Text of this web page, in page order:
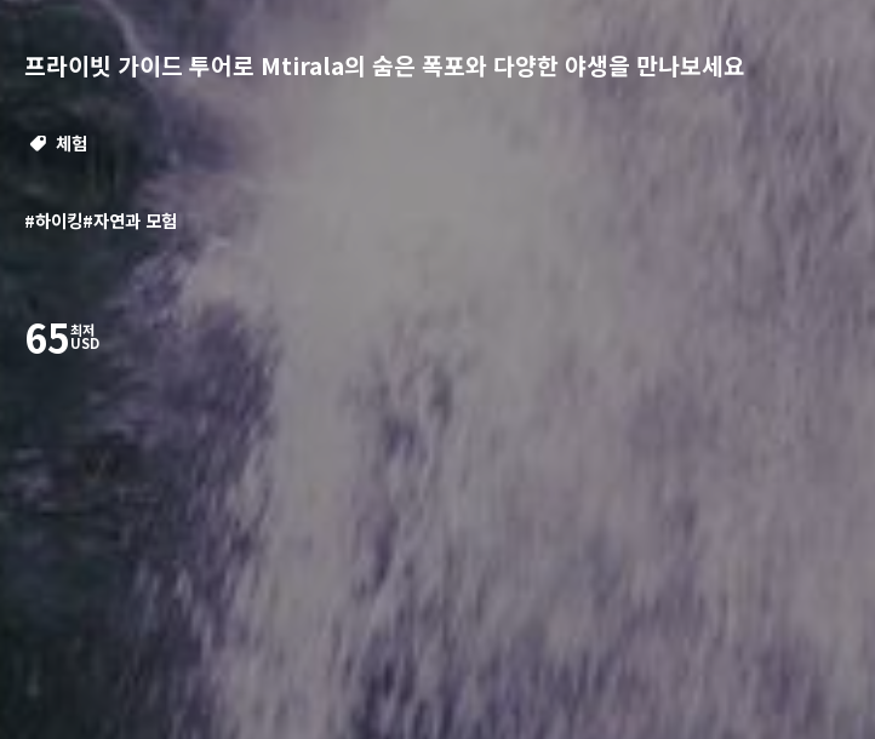
프라이빗 가이드 투어로 Mtirala의 숨은 폭포와 다양한 야생을 만나보세요
체험
#하이킹#자연과 모험
65최저
USD